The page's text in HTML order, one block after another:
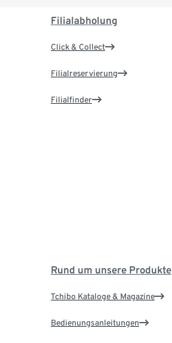
Filialabholung
Click & Collect
Filialreservierung
Filialfinder
Rund um unsere Produkte
Tchibo Kataloge & Magazine
Bedienungsanleitungen